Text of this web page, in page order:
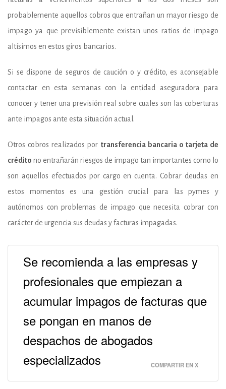
probablemente aquellos cobros que entrañan un mayor riesgo de
impago ya que previsiblemente existan unos ratios de impago
altísimos en estos giros bancarios.
Si se dispone de seguros de caución o y crédito, es aconsejable
contactar en esta semanas con la entidad aseguradora para
conocer y tener una previsión real sobre cuales son las coberturas
ante impagos ante esta situación actual.
Otros cobros realizados por transferencia bancaria o tarjeta de
crédito no entrañarán riesgos de impago tan importantes como lo
son aquellos efectuados por cargo en cuenta. Cobrar deudas en
estos momentos es una gestión crucial para las pymes y
autónomos con problemas de impago que necesita cobrar con
carácter de urgencia sus deudas y facturas impagadas.
Se recomienda a las empresas y
profesionales que empiezan a
acumular impagos de facturas que
se pongan en manos de
despachos de abogados
especializados
COMPARTIR EN X